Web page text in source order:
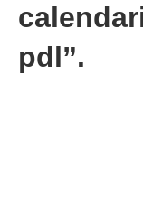
pdl”.